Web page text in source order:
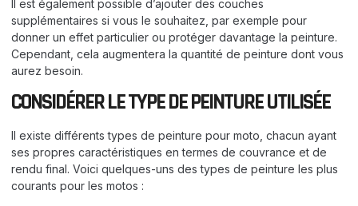
Il est également possible d’ajouter des couches
supplémentaires si vous le souhaitez, par exemple pour
donner un effet particulier ou protéger davantage la peinture.
Cependant, cela augmentera la quantité de peinture dont vous
aurez besoin.
CONSIDÉRER LE TYPE DE PEINTURE UTILISÉE
Il existe différents types de peinture pour moto, chacun ayant
ses propres caractéristiques en termes de couvrance et de
rendu final. Voici quelques-uns des types de peinture les plus
courants pour les motos :